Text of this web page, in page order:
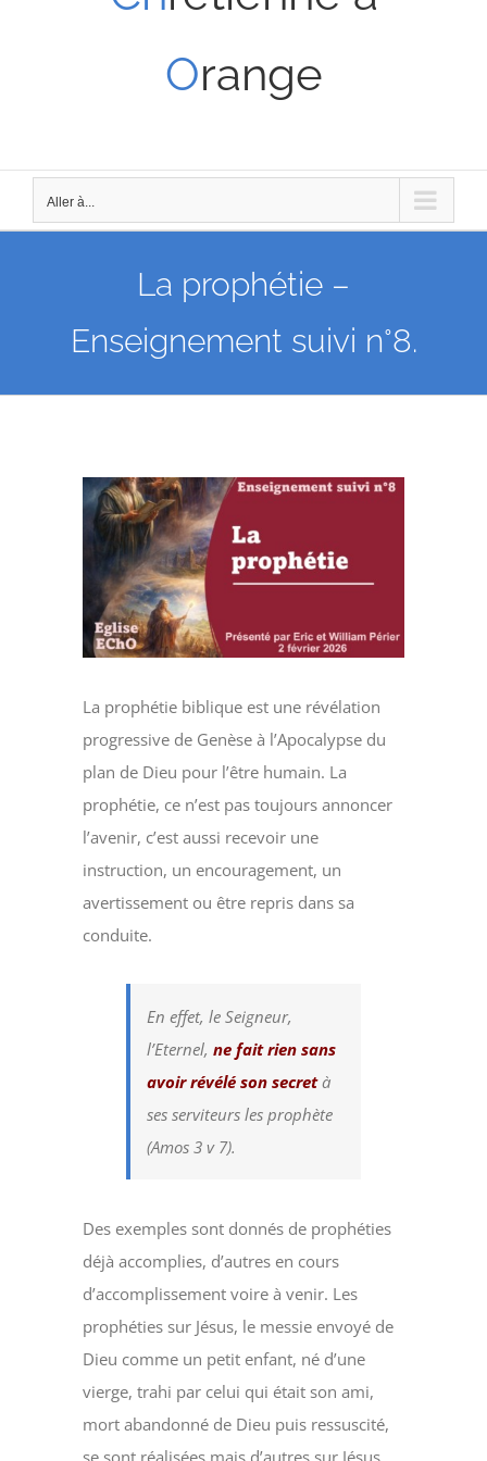
Orange
Aller à...
La prophétie –
Enseignement suivi n°8.
Voir
l'image
agrandie
La prophétie biblique est une révélation
progressive de Genèse à l’Apocalypse du
plan de Dieu pour l’être humain. La
prophétie, ce n’est pas toujours annoncer
l’avenir, c’est aussi recevoir une
instruction, un encouragement, un
avertissement ou être repris dans sa
conduite.
En effet, le Seigneur,
l’Eternel,ne fait rien sans
avoir révélé son secretà
ses serviteurs les prophète
(Amos 3 v 7).
Des exemples sont donnés de prophéties
déjà accomplies, d’autres en cours
d’accomplissement voire à venir. Les
prophéties sur Jésus, le messie envoyé de
Dieu comme un petit enfant, né d’une
vierge, trahi par celui qui était son ami,
mort abandonné de Dieu puis ressuscité,